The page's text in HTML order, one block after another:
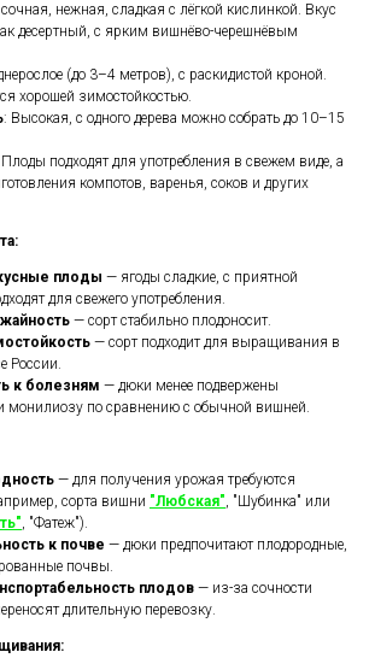
нежная, сладкая с лёгкой кислинкой. Вкус
десертный, с ярким вишнёво-черешнёвым
(до 3–4 метров), с раскидистой кроной.
хорошей зимостойкостью.
: Высокая, с одного дерева можно собрать до 10–15
подходят для употребления в свежем виде, а
компотов, варенья, соков и других
плоды — ягоды сладкие, с приятной
для свежего употребления.
— сорт стабильно плодоносит.
— сорт подходит для выращивания в
России.
к болезням — дюки менее подвержены
монилиозу по сравнению с обычной вишней.
— для получения урожая требуются
сорта вишни "Любская", "Шубинка" или
, "Фатеж").
к почве — дюки предпочитают плодородные,
почвы.
плодов — из-за сочности
длительную перевозку.